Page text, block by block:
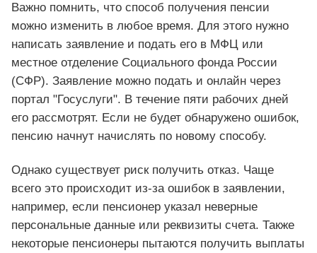
Важно помнить, что способ получения пенсии
можно изменить в любое время. Для этого нужно
написать заявление и подать его в МФЦ или
местное отделение Социального фонда России
(СФР). Заявление можно подать и онлайн через
портал "Госуслуги". В течение пяти рабочих дней
его рассмотрят. Если не будет обнаружено ошибок,
пенсию начнут начислять по новому способу.
Однако существует риск получить отказ. Чаще
всего это происходит из-за ошибок в заявлении,
например, если пенсионер указал неверные
персональные данные или реквизиты счета. Также
некоторые пенсионеры пытаются получить выплаты